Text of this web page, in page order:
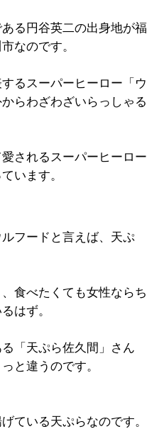
る円谷英二の出身地が福
なのです。
るスーパーヒーロー「ウ
らわざわざいらっしゃる
されるスーパーヒーロー
います。
フードと言えば、天ぷ
食べたくても女性ならち
はず。
「天ぷら佐久間」さん
と違うのです。
ている天ぷらなのです。